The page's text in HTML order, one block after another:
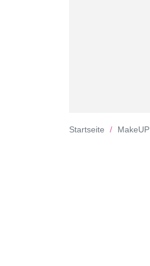
Startseite MakeUP